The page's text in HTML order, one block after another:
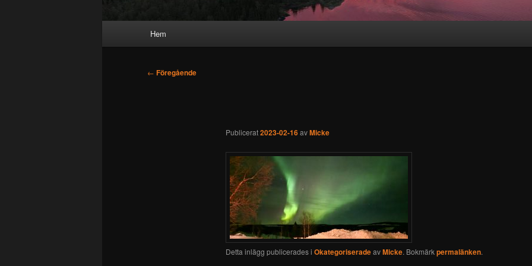
Hem
Inläggsnavigering
← Föregående
Publicerat2023-02-16avMicke
Detta inlägg publicerades i OkategoriseradeavMicke. Bokmärkpermalänken.